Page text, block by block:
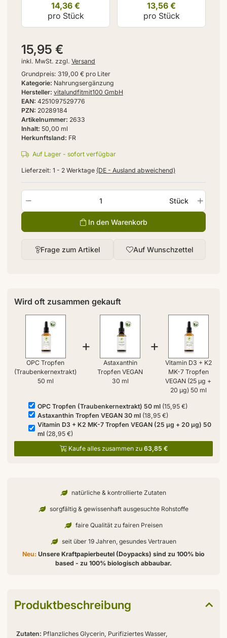
Inhalt 50,00 ml
Hersteller vitalundfitmit100 GmbH
Artikelnummer 2633
PZN 20289184
EAN 4251097529776
Herkunftsland FR
Kategorie Nahrungsergänzung
15,95 €
inkl. MwSt. zzgl. Versand
Grundpreis: 319,00 € pro Liter
Frage zum Artikel Auf Wunschzettel
Stück
In den Warenkorb
Auf Lager - sofort verfügbar
Lieferzeit: 1 - 2 Werktage (DE - Ausland abweichend)
14,36 €
pro Stück
13,56 €
pro Stück
Wird oft zusammen gekauft
OPC Tropfen
(Traubenkernextrakt)
50 ml
+
Astaxanthin
Tropfen VEGAN
30 ml
+
Vitamin D3 + K2
MK-7 Tropfen
VEGAN (25 µg +
20 µg) 50 ml
OPC Tropfen (Traubenkernextrakt) 50 ml(15,95 €)
Astaxanthin Tropfen VEGAN 30 ml(18,95 €)
Vitamin D3 + K2 MK-7 Tropfen VEGAN (25 µg + 20 µg) 50
ml(28,95 €)
Kaufe alles zusammen zu 63,85 €
natürliche & kontrollierte Zutaten
sorgfältig & gewissenhaft ausgesuchte Rohstoffe
faire Qualität zu fairen Preisen
seit über 19 Jahren, gesundes Vertrauen
Neu: Unsere Kraftpapierbeutel (Doypacks) sind zu 100% bio
based - zu 100% biologisch abbaubar.
Produktbeschreibung
Zutaten: Pflanzliches Glycerin, Purifiziertes Wasser,